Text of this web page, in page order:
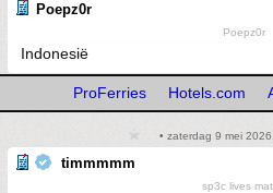
Poepz0r
Poepz0r
Indonesië
ProFerries Hotels.com
• zaterdag 9 mei 2026
timmmmm
sp3c lives